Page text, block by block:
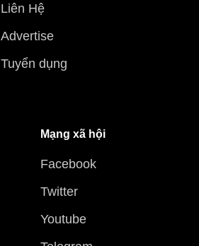
Liên Hệ
Advertise
Tuyển dụng
Mạng xã hội
Facebook
Twitter
Youtube